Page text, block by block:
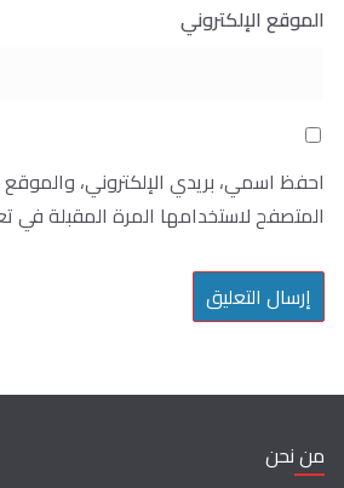
الموقع الإلكتروني
احفظ اسمي، بريدي الإلكتروني،
المتصفح لاستخدامها المرة المقبلة في
من نحن